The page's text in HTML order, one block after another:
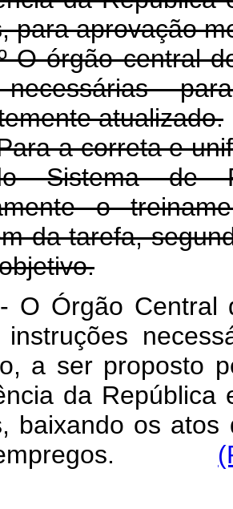
para aprovação
O órgão central
necessárias
atualizado.
a correta e
Sistema de
o
da tarefa,
O Órgão Central
a ser proposto
da República
baixando os
empregos.